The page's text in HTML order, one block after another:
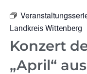
Landkreis Wittenberg
Konzert
„April“